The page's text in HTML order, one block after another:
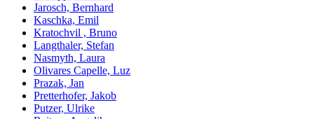
Jarosch, Bernhard
Kaschka, Emil
Kratochvil , Bruno
Langthaler, Stefan
Nasmyth, Laura
Olivares Capelle, Luz
Prazak, Jan
Pretterhofer, Jakob
Putzer, Ulrike